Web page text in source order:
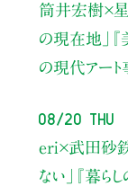
筒井宏樹×
の現在地」
の現代アー
08/20 Thu
eri×武田砂
ない」
『暮ら